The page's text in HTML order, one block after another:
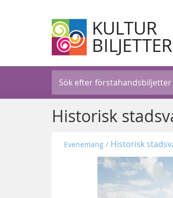
KULTUR
BILJETTER
Historisk
Evenemang Historisk